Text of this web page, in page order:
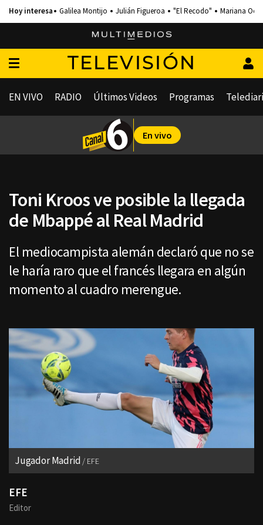
Galilea Montijo Julián Figueroa "El Recodo" Mariana
TELEVISIÓN
EN VIVO RADIO Últimos Videos Programas
En vivo
Toni Kroos ve posible la llegada
de Mbappé al Real Madrid
El mediocampista alemán declaró que no se
le haría raro que el francés llegara en algún
momento al cuadro merengue.
Jugador Madrid EFE
EFE
Editor